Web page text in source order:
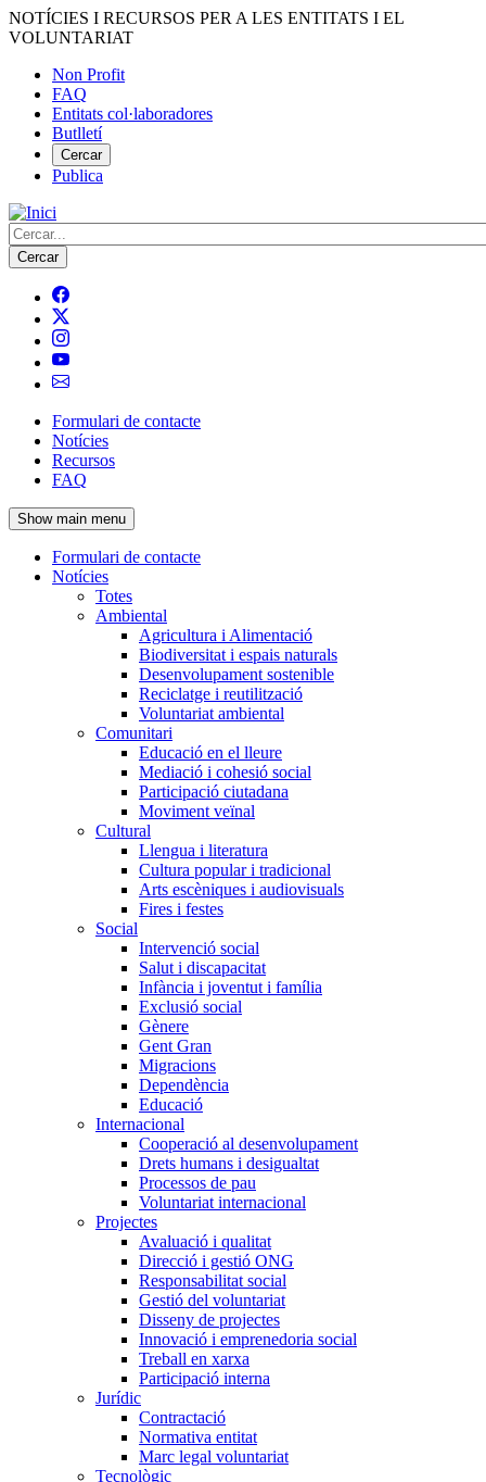
Vés
al
NOTÍCIES I RECURSOS PER A LES ENTITATS I EL
VOLUNTARIAT
Menú
del
compte
d'usuari
Non Profit
FAQ
Entitats col·laboradores
Butlletí
Cercar
Publica
Cerca
Navegació
principal
de
l'encapçalament
Formulari de contacte
Notícies
Recursos
FAQ
Show main menu
Navegació
principal
Formulari de contacte
Notícies
Totes
Ambiental
Agricultura i Alimentació
Biodiversitat i espais naturals
Desenvolupament sostenible
Reciclatge i reutilització
Voluntariat ambiental
Comunitari
Educació en el lleure
Mediació i cohesió social
Participació ciutadana
Moviment veïnal
Cultural
Llengua i literatura
Cultura popular i tradicional
Arts escèniques i audiovisuals
Fires i festes
Social
Intervenció social
Salut i discapacitat
Infància i joventut i família
Exclusió social
Gènere
Gent Gran
Migracions
Dependència
Educació
Internacional
Cooperació al desenvolupament
Drets humans i desigualtat
Processos de pau
Voluntariat internacional
Projectes
Avaluació i qualitat
Direcció i gestió ONG
Responsabilitat social
Gestió del voluntariat
Disseny de projectes
Innovació i emprenedoria social
Treball en xarxa
Participació interna
Jurídic
Contractació
Normativa entitat
Marc legal voluntariat
Tecnològic